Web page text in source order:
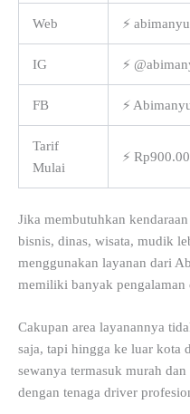
Web ⚡
IG ⚡
FB ⚡
Tarif
Mulai
⚡
Jika membutuhkan
bisnis, dinas, wisata, mudik
menggunakan layanan dari
memiliki banyak pengalaman
Cakupan area layanannya
saja, tapi hingga ke luar kota
sewanya termasuk murah
dengan tenaga driver